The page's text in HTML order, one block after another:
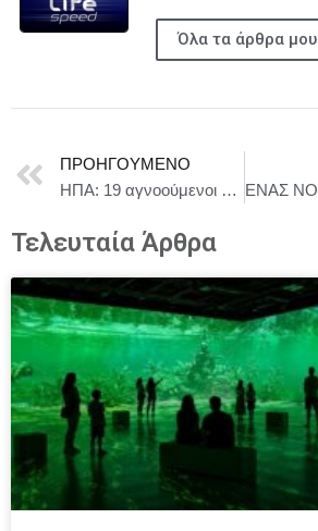
Όλα τα άρθρα μου
ΠΡΟΗΓΟΎΜΕΝΟ
ΗΠΑ: 19 αγνοούμενοι από την ισχυρή έκρηξη σε εργοστάσιο παρασκευής πυρομαχικών στο Τενεσί
Τελευταία Άρθρα